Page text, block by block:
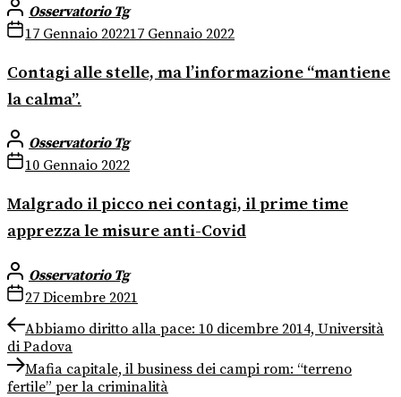
Osservatorio Tg
17 Gennaio 202217 Gennaio 2022
Contagi alle stelle, ma l’informazione “mantiene
la calma”.
Osservatorio Tg
10 Gennaio 2022
Malgrado il picco nei contagi, il prime time
apprezza le misure anti-Covid
Osservatorio Tg
27 Dicembre 2021
Navigazione
articoli
Previous
post:
Abbiamo diritto alla pace: 10 dicembre 2014, Università
di Padova
Next
post:
Mafia capitale, il business dei campi rom: “terreno
fertile” per la criminalità